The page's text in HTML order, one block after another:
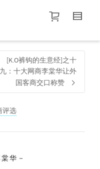
价格介于
.
[K.O裤钩的生意经]之十
九：十大网商李棠华让外
国客商交口称赞
评选
华－